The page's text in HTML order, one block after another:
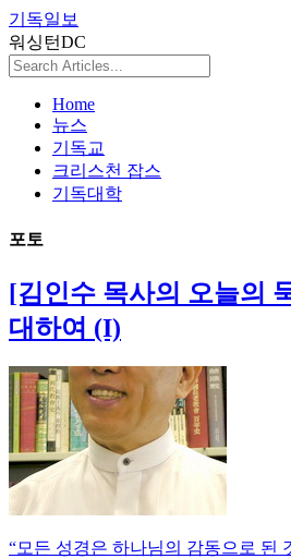
기독일보
워싱턴DC
Home
뉴스
기독교
크리스천 잡스
기독대학
포토
[김인수 목사의 오늘의
대하여 (I)
“모든 성경은 하나님의 감동으로 된